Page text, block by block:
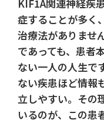
KIF1A関連神経疾
症することが多く
治療法がありませ
であっても、患者
ない一人の人生で
ない疾患ほど情報
立しやすい。その
いるのが、この患